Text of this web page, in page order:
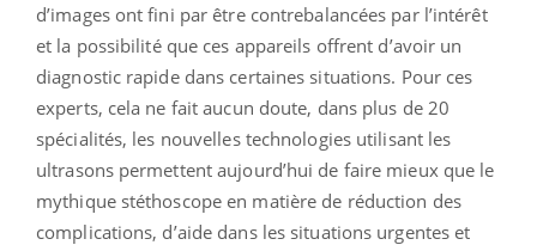
d’images ont fini par être contrebalancées par l’intérêt
et la possibilité que ces appareils offrent d’avoir un
diagnostic rapide dans certaines situations. Pour ces
experts, cela ne fait aucun doute, dans plus de 20
spécialités, les nouvelles technologies utilisant les
ultrasons permettent aujourd’hui de faire mieux que le
mythique stéthoscope en matière de réduction des
complications, d’aide dans les situations urgentes et